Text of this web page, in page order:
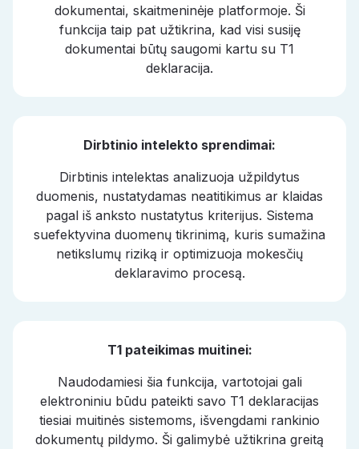
dokumentai, skaitmeninėje platformoje. Ši
funkcija taip pat užtikrina, kad visi susiję
dokumentai būtų saugomi kartu su T1
deklaracija.
Dirbtinio intelekto sprendimai:
Dirbtinis intelektas analizuoja užpildytus
duomenis, nustatydamas neatitikimus ar klaidas
pagal iš anksto nustatytus kriterijus. Sistema
suefektyvina duomenų tikrinimą, kuris sumažina
netikslumų riziką ir optimizuoja mokesčių
deklaravimo procesą.
T1 pateikimas muitinei:
Naudodamiesi šia funkcija, vartotojai gali
elektroniniu būdu pateikti savo T1 deklaracijas
tiesiai muitinės sistemoms, išvengdami rankinio
dokumentų pildymo. Ši galimybė užtikrina greitą